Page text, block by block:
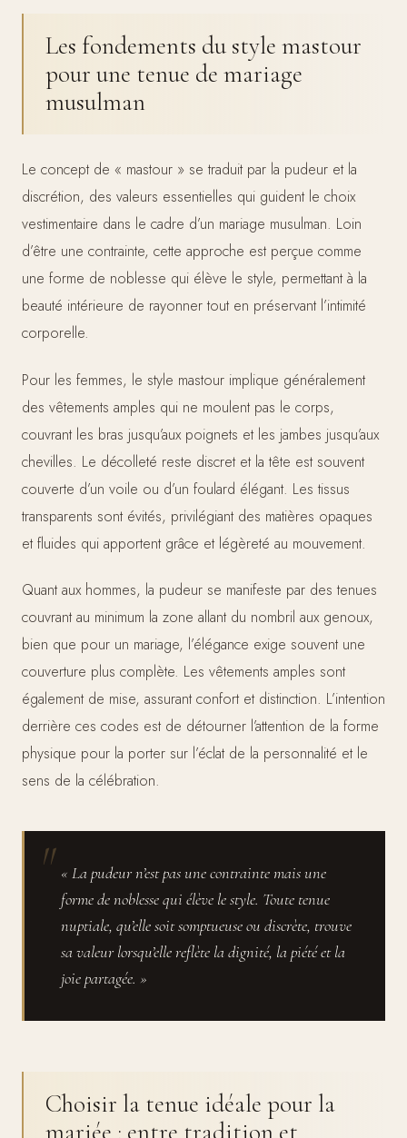
Les fondements du style mastour
pour une tenue de mariage
musulman
Le concept de « mastour » se traduit par la pudeur et la
discrétion, des valeurs essentielles qui guident le choix
vestimentaire dans le cadre d’un mariage musulman. Loin
d’être une contrainte, cette approche est perçue comme
une forme de noblesse qui élève le style, permettant à la
beauté intérieure de rayonner tout en préservant l’intimité
corporelle.
Pour les femmes, le style mastour implique généralement
des vêtements amples qui ne moulent pas le corps,
couvrant les bras jusqu’aux poignets et les jambes jusqu’aux
chevilles. Le décolleté reste discret et la tête est souvent
couverte d’un voile ou d’un foulard élégant. Les tissus
transparents sont évités, privilégiant des matières opaques
et fluides qui apportent grâce et légèreté au mouvement.
Quant aux hommes, la pudeur se manifeste par des tenues
couvrant au minimum la zone allant du nombril aux genoux,
bien que pour un mariage, l’élégance exige souvent une
couverture plus complète. Les vêtements amples sont
également de mise, assurant confort et distinction. L’intention
derrière ces codes est de détourner l’attention de la forme
physique pour la porter sur l’éclat de la personnalité et le
sens de la célébration.
« La pudeur n’est pas une contrainte mais une
forme de noblesse qui élève le style. Toute tenue
nuptiale, qu’elle soit somptueuse ou discrète, trouve
sa valeur lorsqu’elle reflète la dignité, la piété et la
joie partagée. »
Choisir la tenue idéale pour la